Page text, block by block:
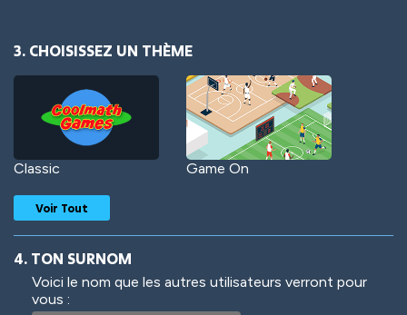
3. CHOISISSEZ UN THÈME
Classic Game On
Woof
Voir Tout
4. TON SURNOM
Voici le nom que les autres utilisateurs verront pour
vous :